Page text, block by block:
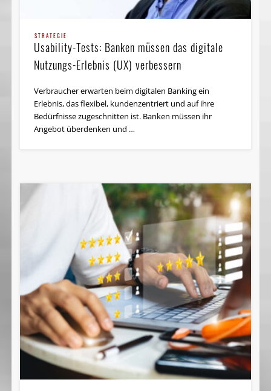
STRATEGIE
Usability-Tests: Banken müssen das digitale
Nutzungs-Erlebnis (UX) verbessern
Verbraucher erwarten beim digitalen Banking ein
Erlebnis, das flexibel, kundenzentriert und auf ihre
Bedürfnisse zugeschnitten ist. Banken müssen ihr
Angebot überdenken und …